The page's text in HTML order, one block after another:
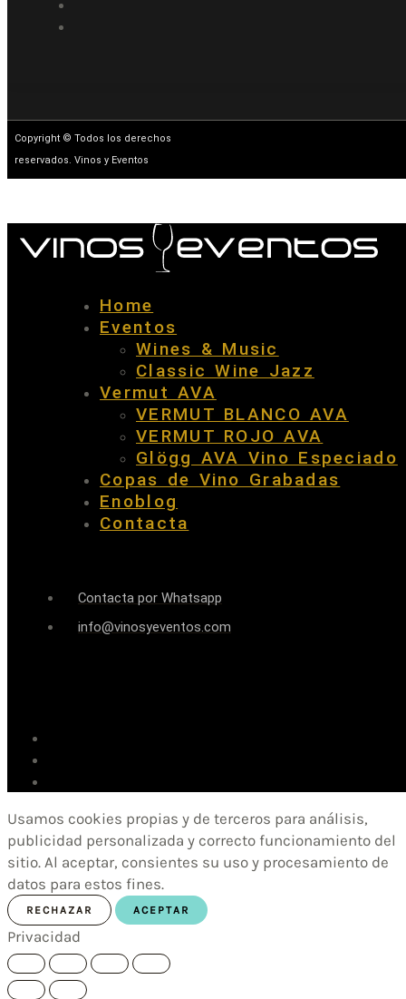
Copyright © Todos los derechos
reservados. Vinos y Eventos
Home
Eventos
Wines & Music
Classic Wine Jazz
Vermut AVA
VERMUT BLANCO AVA
VERMUT ROJO AVA
Glögg AVA Vino Especiado
Copas de Vino Grabadas
Enoblog
Contacta
Contacta por Whatsapp
info@vinosyeventos.com
Usamos cookies propias y de terceros para análisis,
publicidad personalizada y correcto funcionamiento del
sitio. Al aceptar, consientes su uso y procesamiento de
datos para estos fines.
RECHAZAR ACEPTAR
Privacidad